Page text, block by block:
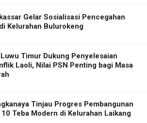
Gelar Sosialisasi Pencegahan
Kelurahan Bulurokeng
Timur Dukung Penyelesaian
Laoli, Nilai PSN Penting bagi Masa
Tinjau Progres Pembangunan
10 Teba Modern di Kelurahan Laikang